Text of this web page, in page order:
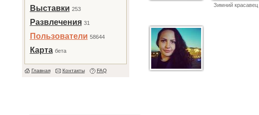
Выставки 253
Развлечения 31
Пользователи 58644
Карта бета
Главная Контакты FAQ
Зимний красавец